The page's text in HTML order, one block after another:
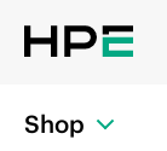
Shop